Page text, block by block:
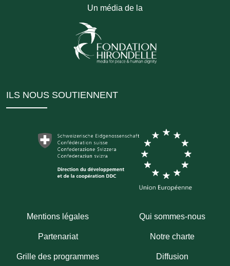
Un média de la
ILS NOUS SOUTIENNENT
Mentions légales Qui sommes-nous
Partenariat Notre charte
Grille des programmes Diffusion